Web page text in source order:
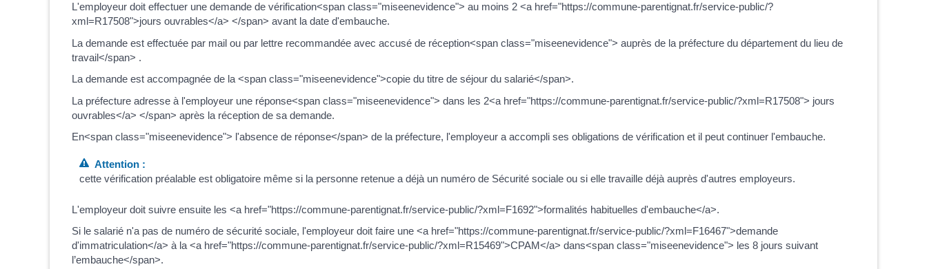
L'employeur doit effectuer une demande de vérification<span class="miseenevidence"> au moins 2 <a href="https://commune-parentignat.fr/service-public/?
xml=R17508">jours ouvrables</a> </span> avant la date d'embauche.
La demande est effectuée par mail ou par lettre recommandée avec accusé de réception<span class="miseenevidence"> auprès de la préfecture du département du lieu de
travail</span> .
La demande est accompagnée de la <span class="miseenevidence">copie du titre de séjour du salarié</span>.
La préfecture adresse à l'employeur une réponse<span class="miseenevidence"> dans les 2<a href="https://commune-parentignat.fr/service-public/?xml=R17508"> jours
ouvrables</a> </span> après la réception de sa demande.
En<span class="miseenevidence"> l'absence de réponse</span> de la préfecture, l'employeur a accompli ses obligations de vérification et il peut continuer l'embauche.
Attention :
cette vérification préalable est obligatoire même si la personne retenue a déjà un numéro de Sécurité sociale ou si elle travaille déjà auprès d'autres employeurs.
L'employeur doit suivre ensuite les <a href="https://commune-parentignat.fr/service-public/?xml=F1692">formalités habituelles d'embauche</a>.
Si le salarié n'a pas de numéro de sécurité sociale, l'employeur doit faire une <a href="https://commune-parentignat.fr/service-public/?xml=F16467">demande
d'immatriculation</a> à la <a href="https://commune-parentignat.fr/service-public/?xml=R15469">CPAM</a> dans<span class="miseenevidence"> les 8 jours suivant
l’embauche</span>.